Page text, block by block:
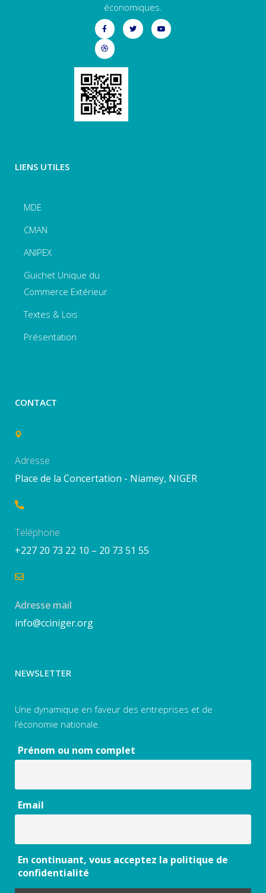
économiques.
LIENS UTILES
MDE
CMAN
ANIPEX
Guichet Unique du
Commerce Extérieur
Textes & Lois
Présentation
CONTACT
Adresse
Place de la Concertation - Niamey, NIGER
Téléphone
+227 20 73 22 10 – 20 73 51 55
Adresse mail
info@cciniger.org
NEWSLETTER
Une dynamique en faveur des entreprises et de
l’économie nationale.
Prénom ou nom complet
Email
En continuant, vous acceptez la politique de
confidentialité